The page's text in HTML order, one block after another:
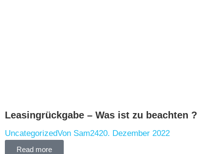
Leasingrückgabe – Was ist zu beachten ?
UncategorizedVon Sam2420. Dezember 2022
Read more